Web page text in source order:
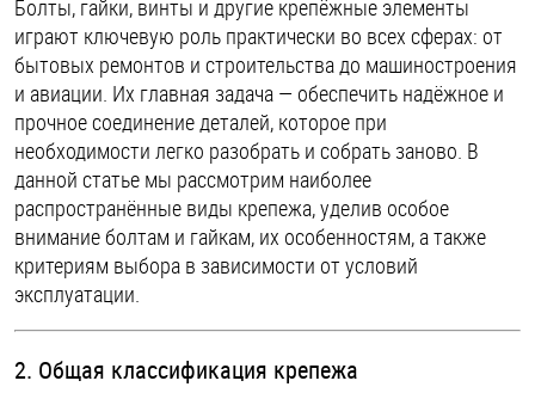
ОПЛАТА И ДОСТАВКА
НАШИ МАГАЗИНЫ
Втулки
Гайки
Дюбели
Дюймовый крепёж
Заклепки (Гайки-Заклепки)
Инструмент
Болты, гайки, винты и другие крепёжные элементы
играют ключевую роль практически во всех сферах: от
бытовых ремонтов и строительства до машиностроения
и авиации. Их главная задача — обеспечить надёжное и
прочное соединение деталей, которое при
необходимости легко разобрать и собрать заново. В
данной статье мы рассмотрим наиболее
распространённые виды крепежа, уделив особое
внимание болтам и гайкам, их особенностям, а также
критериям выбора в зависимости от условий
эксплуатации.
2. Общая классификация крепежа